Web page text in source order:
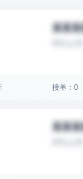
某某
接单：0
某某